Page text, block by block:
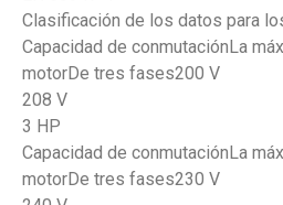
Clasificación de los datos para
Capacidad de conmutaciónLa
motorDe tres fases200 V
208 V
3 HP
Capacidad de conmutaciónLa
motorDe tres fases230 V